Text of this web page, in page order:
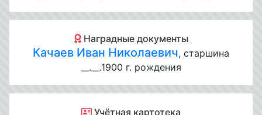
Наградные документы
Качаев Иван Николаевич, старшина
__.__.1900 г. рождения
Учётная картотека